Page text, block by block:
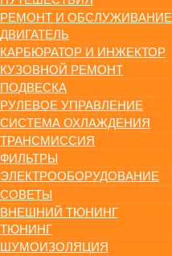
РЕМОНТ И ОБСЛУЖИВАНИЕ
ДВИГАТЕЛЬ
КАРБЮРАТОР И ИНЖЕКТОР
КУЗОВНОЙ РЕМОНТ
ПОДВЕСКА
РУЛЕВОЕ УПРАВЛЕНИЕ
СИСТЕМА ОХЛАЖДЕНИЯ
ТРАНСМИССИЯ
ФИЛЬТРЫ
ЭЛЕКТРООБОРУДОВАНИЕ
СОВЕТЫ
ВНЕШНИЙ ТЮНИНГ
ТЮНИНГ
ШУМОИЗОЛЯЦИЯ